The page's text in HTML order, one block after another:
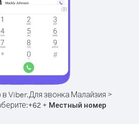
Viber.Для звонка Малайзия >
+62 + Местный номер